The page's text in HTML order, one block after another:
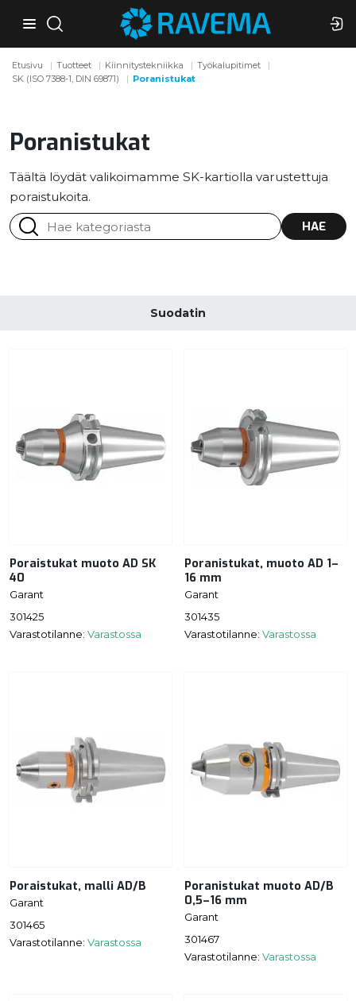
Etusivu Tuotteet Kiinnitystekniikka
Työkalupitimet
SK (ISO 7388-1, DIN 69871)
Poranistukat
Poranistukat
Täältä löydät valikoimamme SK-kartiolla varustettuja
poraistukoita.
HAE
Suodatin
Poraistukat muoto AD SK
40
Garant
301425
Varastotilanne: Varastossa
Poranistukat, muoto AD 1–
16 mm
Garant
301435
Varastotilanne: Varastossa
Poraistukat, malli AD/B
Garant
301465
Varastotilanne: Varastossa
Poranistukat muoto AD/B
0,5–16 mm
Garant
301467
Varastotilanne: Varastossa